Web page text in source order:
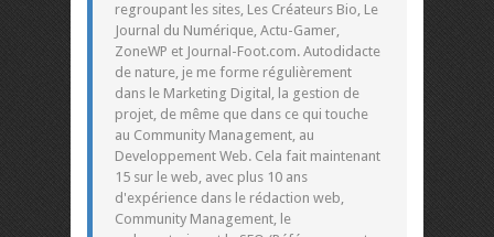
regroupant les sites, Les Créateurs Bio, Le
Journal du Numérique, Actu-Gamer,
ZoneWP et Journal-Foot.com. Autodidacte
de nature, je me forme régulièrement
dans le Marketing Digital, la gestion de
projet, de même que dans ce qui touche
au Community Management, au
Developpement Web. Cela fait maintenant
15 sur le web, avec plus 10 ans
d'expérience dans le rédaction web,
Community Management, le